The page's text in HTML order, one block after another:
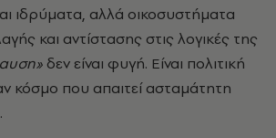
ιδρύματα, αλλά οικοσυστήματα
και αντίστασης στις λογικές της
δεν είναι φυγή. Είναι πολιτική
κόσμο που απαιτεί ασταμάτητη